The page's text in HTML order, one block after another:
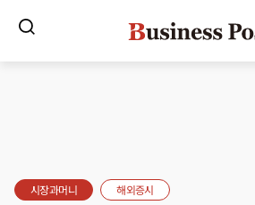
시장과머니 해외증시